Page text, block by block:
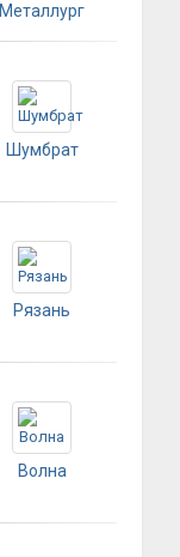
Металлург
Шумбрат
Рязань
Волна